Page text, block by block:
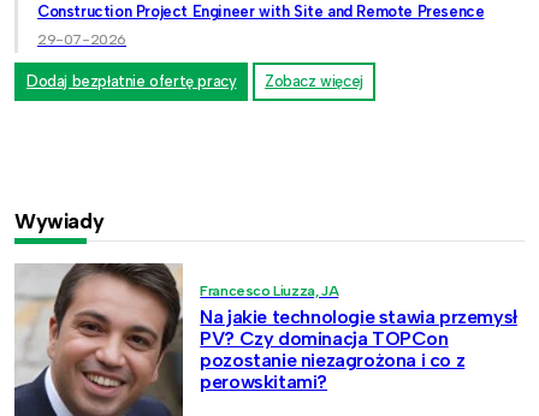
Construction Project Engineer with Site and Remote Presence
29-07-2026
Dodaj bezpłatnie ofertę pracy Zobacz więcej
Wywiady
Francesco Liuzza, JA
Na jakie technologie stawia przemysł
PV? Czy dominacja TOPCon
pozostanie niezagrożona i co z
perowskitami?